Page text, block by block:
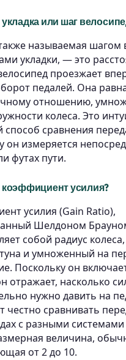
укладка или шаг
называемая шагом
укладки, — это
проезжает
педалей. Она
отношению,
колеса. Это
способ сравнения
он измеряется
футах пути.
коэффициент усилия?
усилия (Gain Ratio),
Шелдоном
собой радиус
и умноженный на
Поскольку он
отражает, насколько
нужно давить на
честно сравнивать
с разными
величина,
от 2 до 10.